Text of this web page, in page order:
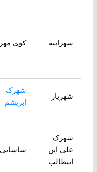
سهرابیه کوی مهر
شهریار
شهرک
ابریشم
شهرک
علی ابن
ابیطالب
ساسانی